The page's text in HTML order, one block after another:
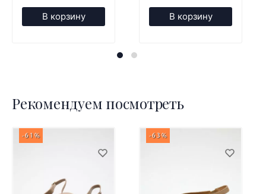
В корзину В корзину
Рекомендуем посмотреть
-61% -63%